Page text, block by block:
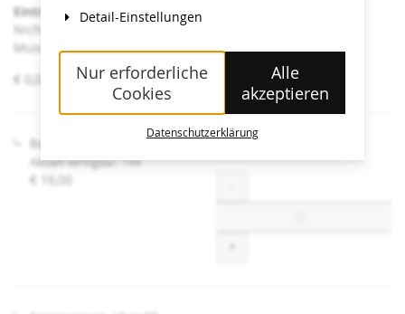
Eintritt Heidi Horten Collection
Nicht angeführte Ermäßigungen sind an der Kassa im
Museum erhältlich.
von
€ 0,00 – € 16,00
Regulär
Aktuell verfügbar: 149
€ 16,00
Detail-Einstellungen
Nur erforderliche
Cookies
Alle
akzeptieren
Datenschutzerklärung